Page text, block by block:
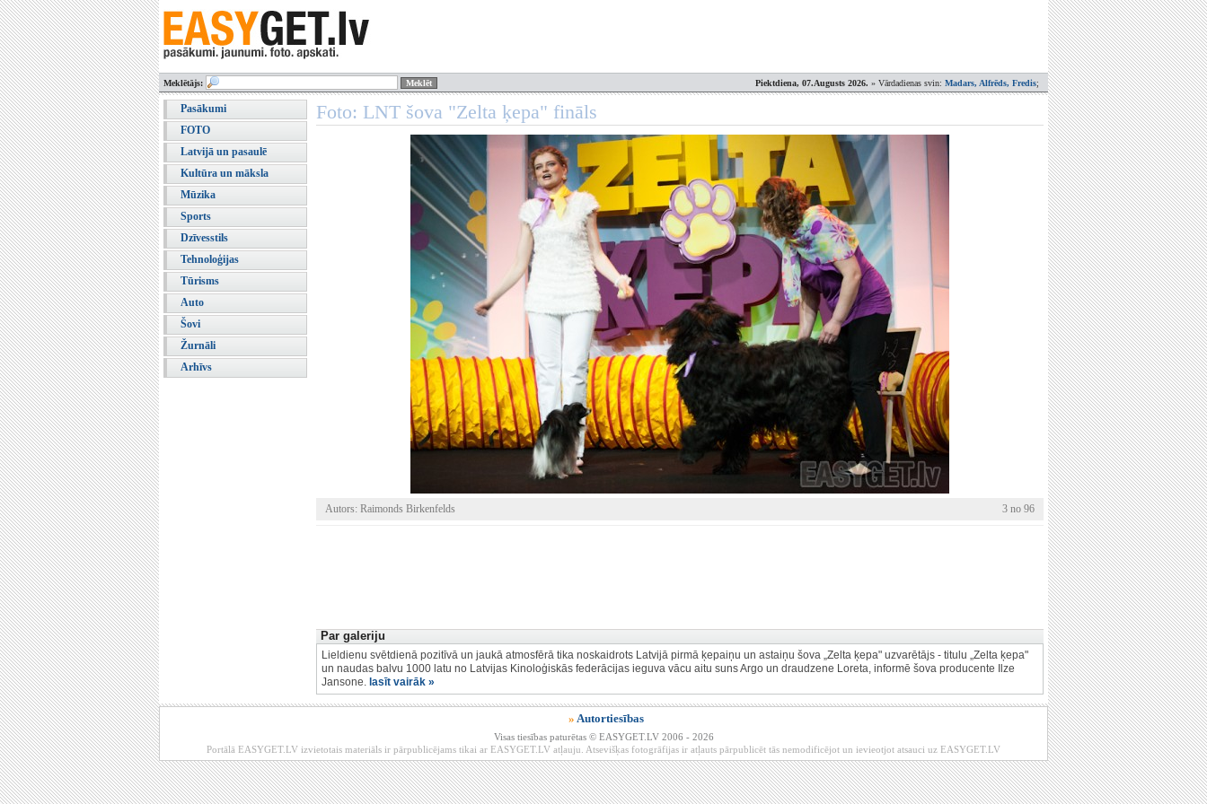
Piektdiena, 07.Augusts 2026. » Vārdadienas svin: Madars, Alfrēds, Fredis;
Meklētājs:
Pasākumi
FOTO
Latvijā un pasaulē
Kultūra un māksla
Mūzika
Sports
Dzīvesstils
Tehnoloģijas
Tūrisms
Auto
Šovi
Žurnāli
Arhīvs
Foto: LNT šova "Zelta ķepa" fināls
Autors: Raimonds Birkenfelds 3 no 96
Par galeriju
Lieldienu svētdienā pozitīvā un jaukā atmosfērā tika noskaidrots Latvijā pirmā ķepaiņu un astaiņu šova „Zelta ķepa" uzvarētājs - titulu „Zelta ķepa"
un naudas balvu 1000 latu no Latvijas Kinoloģiskās federācijas ieguva vācu aitu suns Argo un draudzene Loreta, informē šova producente Ilze
Jansone. lasīt vairāk »
» Autortiesības
Visas tiesības paturētas © EASYGET.LV 2006 - 2026
Portālā EASYGET.LV izvietotais materiāls ir pārpublicējams tikai ar EASYGET.LV atļauju. Atsevišķas fotogrāfijas ir atļauts pārpublicēt tās nemodificējot un ievieotjot atsauci uz EASYGET.LV